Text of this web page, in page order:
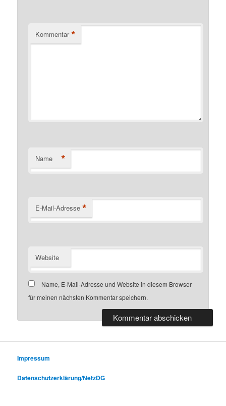
Kommentar *
Name *
E-Mail-Adresse *
Website
Name, E-Mail-Adresse und Website in diesem Browser
für meinen nächsten Kommentar speichern.
Impressum
Datenschutzerklärung/NetzDG